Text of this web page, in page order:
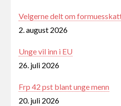
Velgerne delt om
2. august 2026
Unge vil inn i EU
26. juli 2026
Frp 42 pst blant unge menn
20. juli 2026